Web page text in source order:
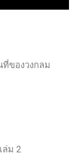
ของวงกลม
ล่ม 2